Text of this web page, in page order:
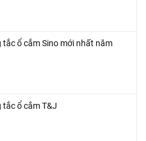
tắc ổ cắm Sino mới nhất năm
tắc ổ cắm T&J